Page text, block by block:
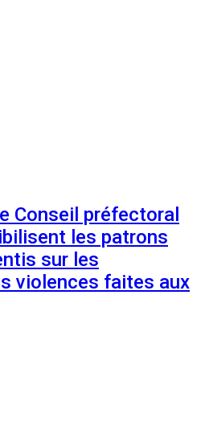
Conseil préfectoral
les patrons
sur les
violences faites aux